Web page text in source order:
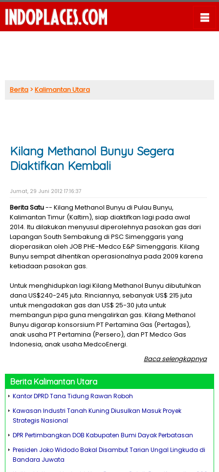
Berita >Kalimantan Utara
Kilang Methanol Bunyu Segera
Diaktifkan Kembali
Jumat, 29 Juni 2012 17:16:37
Berita Satu-- Kilang Methanol Bunyu di Pulau Bunyu,
Kalimantan Timur (Kaltim), siap diaktifkan lagi pada awal
2014. Itu dilakukan menyusul diperolehnya pasokan gas dari
Lapangan South Sembakung di PSC Simenggaris yang
dioperasikan oleh JOB PHE-Medco E&P Simenggaris. Kilang
Bunyu sempat dihentikan operasionalnya pada 2009 karena
ketiadaan pasokan gas.
Untuk menghidupkan lagi Kilang Methanol Bunyu dibutuhkan
dana US$240-245 juta. Rinciannya, sebanyak US$ 215 juta
untuk mengadakan gas dan US$ 25-30 juta untuk
membangun pipa guna mengalirkan gas. Kilang Methanol
Bunyu digarap konsorsium PT Pertamina Gas (Pertagas),
anak usaha PT Pertamina (Persero), dan PT Medco Gas
Indonesia, anak usaha MedcoEnergi.
Baca selengkapnya
Berita Kalimantan Utara
Kantor DPRD Tana Tidung Rawan Roboh
Kawasan Industri Tanah Kuning Diusulkan Masuk Proyek
Strategis Nasional
DPR Pertimbangkan DOB Kabupaten Bumi Dayak Perbatasan
Presiden Joko Widodo Bakal Disambut Tarian Ungal Lingkuda di
Bandara Juwata